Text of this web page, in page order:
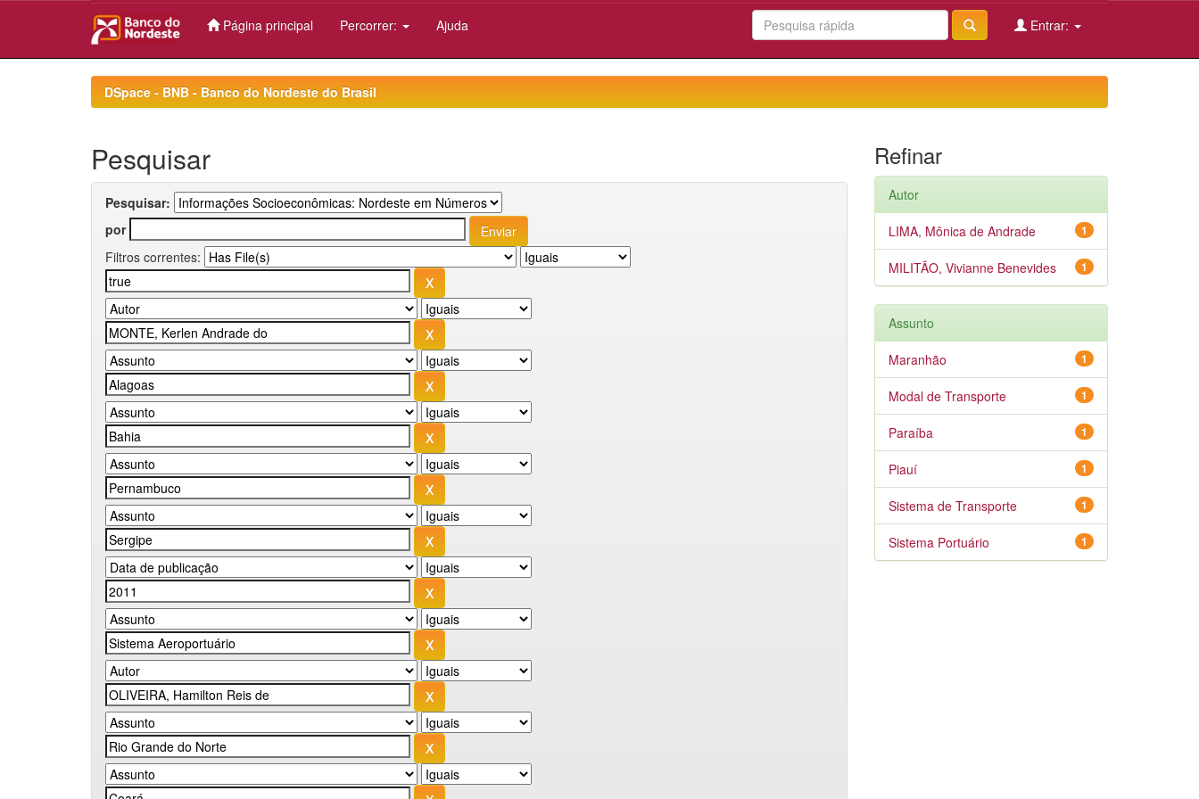
Página principal Percorrer: Ajuda Entrar:
DSpace - BNB - Banco do Nordeste do Brasil
Pesquisar
Pesquisar:
por
Filtros correntes:
Refinar
Autor
1
LIMA, Mônica de Andrade
1
MILITÃO, Vivianne Benevides
Assunto
1
Maranhão
1
Modal de Transporte
1
Paraíba
1
Piauí
1
Sistema de Transporte
1
Sistema Portuário